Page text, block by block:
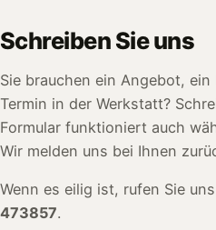
Schreiben Sie uns
Sie brauchen ein Angebot,
Termin in der Werkstatt?
Formular funktioniert auch
Wir melden uns bei Ihnen
Wenn es eilig ist, rufen Sie
473857.